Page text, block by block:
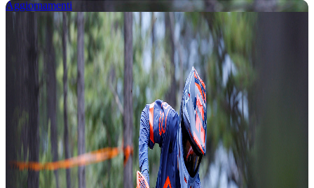
Aggiornamenti